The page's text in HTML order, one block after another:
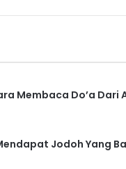
Membaca Do’a Dari
Jodoh Yang